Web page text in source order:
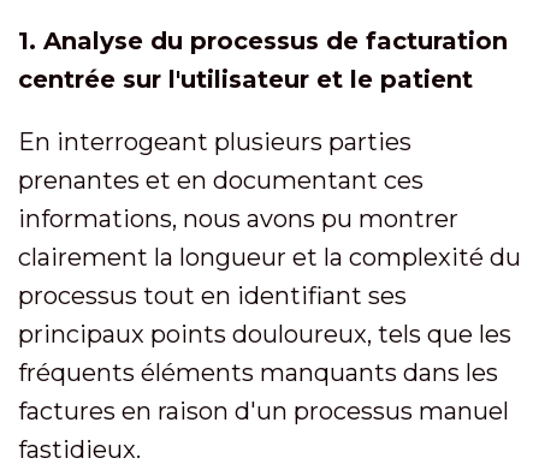
1. Analyse du processus de facturation
centrée sur l'utilisateur et le patient
En interrogeant plusieurs parties
prenantes et en documentant ces
informations, nous avons pu montrer
clairement la longueur et la complexité du
processus tout en identifiant ses
principaux points douloureux, tels que les
fréquents éléments manquants dans les
factures en raison d'un processus manuel
fastidieux.